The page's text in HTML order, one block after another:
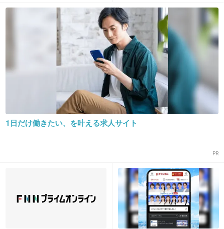
2018/11/09(金) 15:59:02
+8
18. 匿名2018/11/09(金) 15:59:32
1日だけ働きたい、を叶える求人サイト
PR